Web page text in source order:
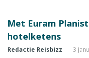
Met Euram
hotelketens
Redactie Reisbizz 3